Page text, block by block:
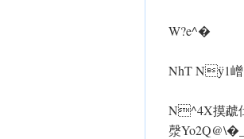
 W?e^�
NhT Nÿ1嶒
N^4X摸虣偮
漀